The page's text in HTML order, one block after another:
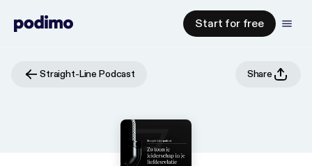
Start for free
Straight-Line Podcast Share